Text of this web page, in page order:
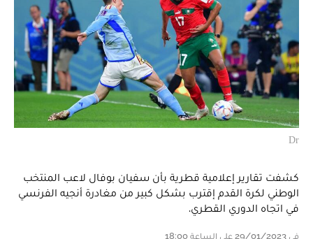
Dr
كشفت تقارير إعلامية قطرية بأن سفيان بوفال لاعب المنتخب
الوطني لكرة القدم إقترب بشكل كبير من مغادرة أنجيه الفرنسي
في اتجاه الدوري القطري.
في 29/01/2023 على الساعة 18:00